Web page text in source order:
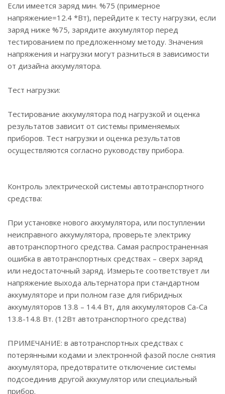
Если имеется заряд мин. %75 (примерное
напряжение=12.4 *Вт), перейдите к тесту нагрузки, если
заряд ниже %75, зарядите аккумулятор перед
тестированием по предложенному методу. Значения
напряжения и нагрузки могут разниться в зависимости
от дизайна аккумулятора.
Тест нагрузки:
Тестирование аккумулятора под нагрузкой и оценка
результатов зависит от системы применяемых
приборов. Тест нагрузки и оценка результатов
осуществляются согласно руководству прибора.
Контроль электрической системы автотранспортного
средства:
При установке нового аккумулятора, или поступлении
неисправного аккумулятора, проверьте электрику
автотранспортного средства. Самая распространенная
ошибка в автотранспортных средствах – сверх заряд
или недостаточный заряд. Измерьте соответствует ли
напряжение выхода альтернатора при стандартном
аккумуляторе и при полном газе для гибридных
аккумуляторов 13.8 – 14.4 Вт, для аккумуляторов Ca-Ca
13.8-14.8 Вт. (12Вт автотранспортного средства)
ПРИМЕЧАНИЕ: в автотранспортных средствах с
потерянными кодами и электронной фазой после снятия
аккумулятора, предотвратите отключение системы
подсоединив другой аккумулятор или специальный
прибор.